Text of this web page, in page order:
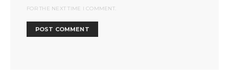
FOR THE NEXT TIME I COMMENT.